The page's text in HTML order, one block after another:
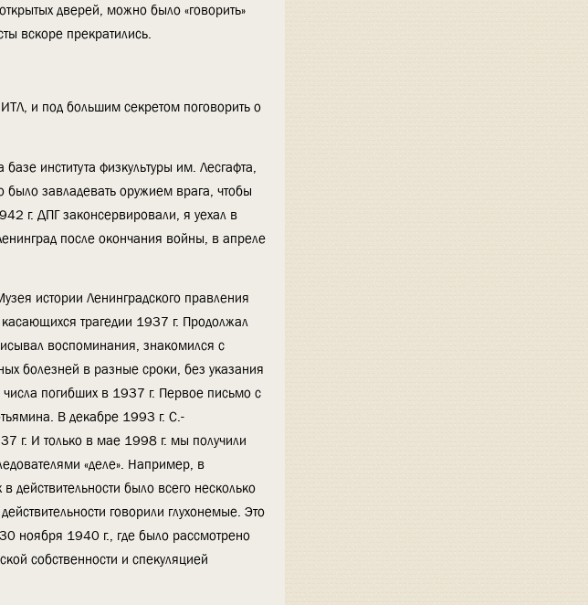
дверей, можно было «говорить»
вскоре прекратились.
и под большим секретом поговорить о
института физкультуры им. Лесгафта,
завладевать оружием врага, чтобы
г. ДПГ законсервировали, я уехал в
после окончания войны, в апреле
истории Ленинградского правления
трагедии 1937 г. Продолжал
воспоминания, знакомился с
болезней в разные сроки, без указания
погибших в 1937 г. Первое письмо с
В декабре 1993 г. С.-
г. И только в мае 1998 г. мы получили
«деле». Например, в
действительности было всего несколько
говорили глухонемые. Это
ноября 1940 г., где было рассмотрено
собственности и спекуляцией